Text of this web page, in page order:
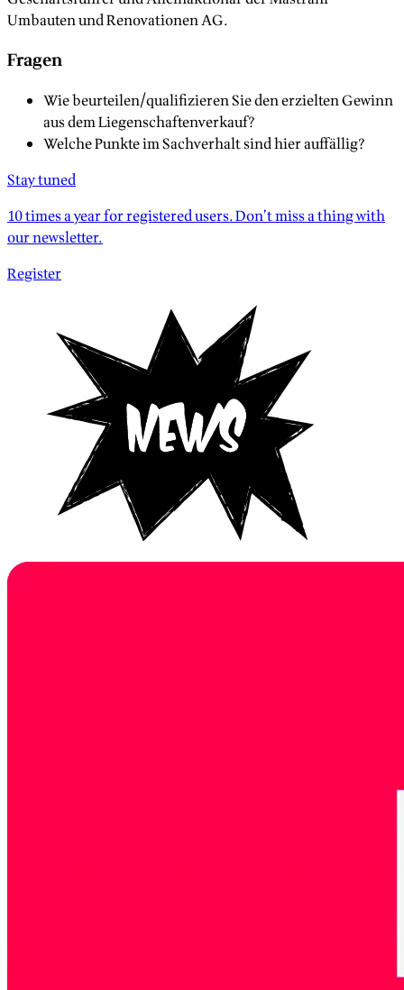
Umbauten und Renovationen AG.
Fragen
Wie beurteilen/qualifizieren Sie den erzielten Gewinn
aus dem Liegenschaftenverkauf?
Welche Punkte im Sachverhalt sind hier auffällig?
Stay tuned
10 times a year for registered users. Don’t miss a thing with
our newsletter.
Register